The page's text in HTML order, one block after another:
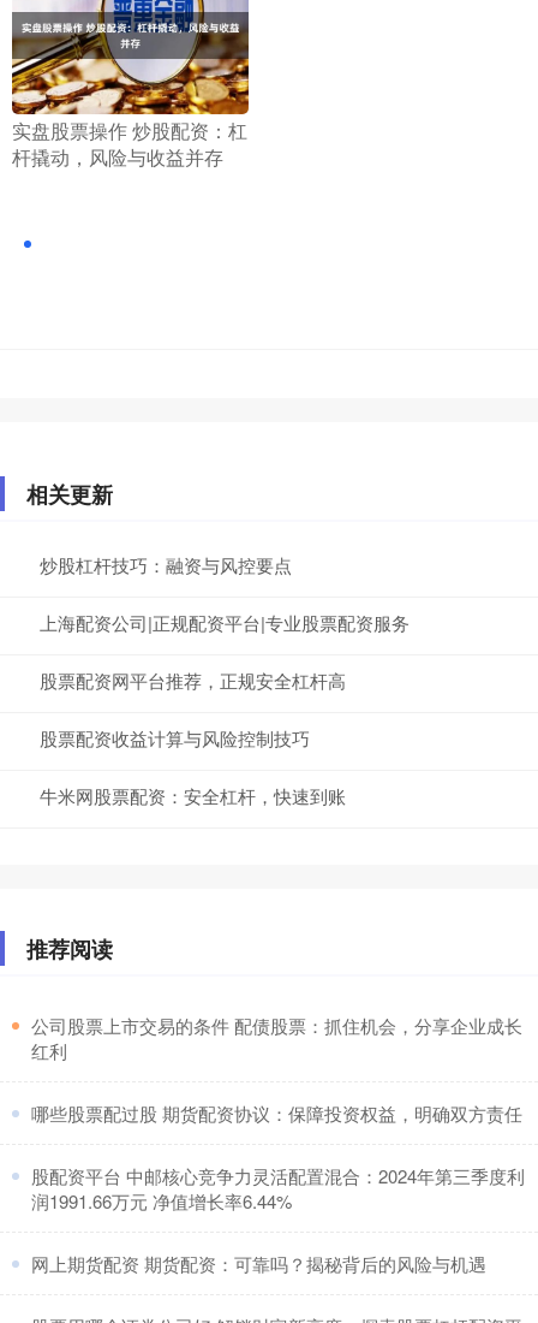
​实盘股票操作 炒股配资：杠
杆撬动，风险与收益并存
相关更新
炒股杠杆技巧：融资与风控要点
上海配资公司|正规配资平台|专业股票配资服务
股票配资网平台推荐，正规安全杠杆高
股票配资收益计算与风险控制技巧
牛米网股票配资：安全杠杆，快速到账
推荐阅读
​公司股票上市交易的条件 配债股票：抓住机会，分享企业成长
红利
​哪些股票配过股 期货配资协议：保障投资权益，明确双方责任
​股配资平台 中邮核心竞争力灵活配置混合：2024年第三季度利
润1991.66万元 净值增长率6.44%
​网上期货配资 期货配资：可靠吗？揭秘背后的风险与机遇